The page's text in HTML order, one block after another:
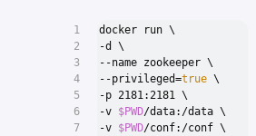
1
2
3
4
5
6
7
docker run \
-d \
--name zookeeper \
--privileged=true \
-p 2181:2181 \
-v $PWD/data:/data \
-v $PWD/conf:/conf \